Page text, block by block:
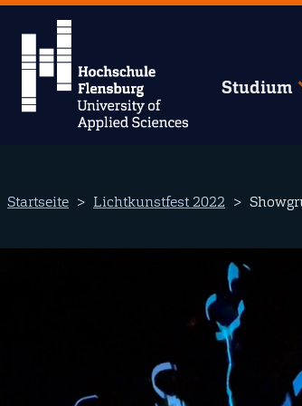
zum
Studium
Startseite Lichtkunstfest 2022